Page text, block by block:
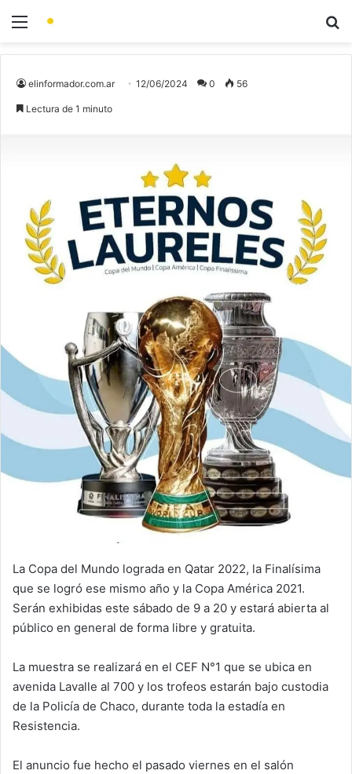
elinformador.com.ar 12/06/2024 0 56
Lectura de 1 minuto
La Copa del Mundo lograda en Qatar 2022, la Finalísima
que se logró ese mismo año y la Copa América 2021.
Serán exhibidas este sábado de 9 a 20 y estará abierta al
público en general de forma libre y gratuita.
La muestra se realizará en el CEF N°1 que se ubica en
avenida Lavalle al 700 y los trofeos estarán bajo custodia
de la Policía de Chaco, durante toda la estadía en
Resistencia.
El anuncio fue hecho el pasado viernes en el salón